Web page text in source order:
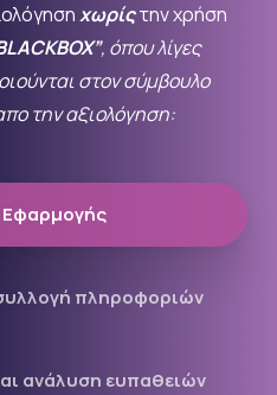
χωρίςτην χρήση
, όπου λίγες
στον σύμβουλο
την αξιολόγηση:
Εφαρμογής
πληροφοριών
ανάλυση ευπαθειών